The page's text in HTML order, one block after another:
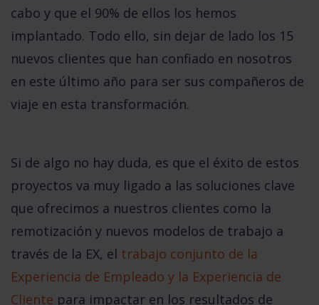
cabo y que el 90% de ellos los hemos
implantado. Todo ello, sin dejar de lado los 15
nuevos clientes que han confiado en nosotros
en este último año para ser sus compañeros de
viaje en esta transformación.
Si de algo no hay duda, es que el éxito de estos
proyectos va muy ligado a las soluciones clave
que ofrecimos a nuestros clientes como la
remotización y nuevos modelos de trabajo a
través de la EX, el trabajo conjunto de la
Experiencia de Empleado y la Experiencia de
Cliente para impactar en los resultados de